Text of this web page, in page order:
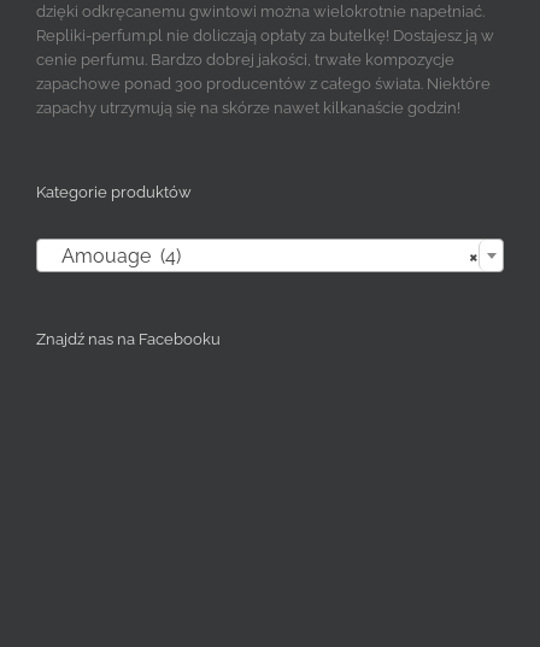
dzięki odkręcanemu gwintowi można wielokrotnie napełniać.
Repliki-perfum.pl nie doliczają opłaty za butelkę! Dostajesz ją w
cenie perfumu. Bardzo dobrej jakości, trwałe kompozycje
zapachowe ponad 300 producentów z całego świata. Niektóre
zapachy utrzymują się na skórze nawet kilkanaście godzin!
Kategorie produktów
×
Amouage (4)
Znajdź nas na Facebooku